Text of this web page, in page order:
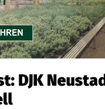
DJK